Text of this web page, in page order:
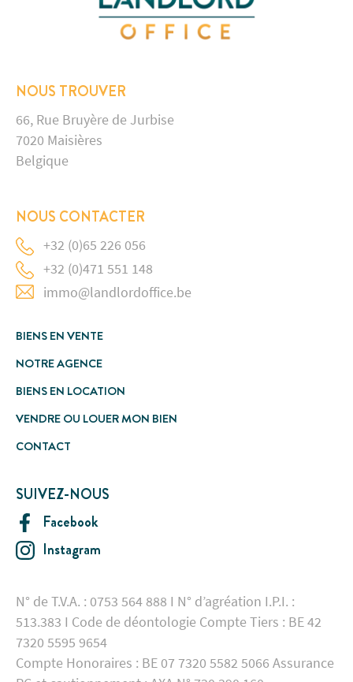
NOUS TROUVER
66, Rue Bruyère de Jurbise
7020 Maisières
Belgique
NOUS CONTACTER
+32 (0)65 226 056
+32 (0)471 551 148
immo@landlordoffice.be
BIENS EN VENTE
NOTRE AGENCE
BIENS EN LOCATION
VENDRE OU LOUER MON BIEN
CONTACT
SUIVEZ-NOUS
Facebook
Instagram
N° de T.V.A. : 0753 564 888 I N° d’agréation I.P.I. :
513.383 I Code de déontologie Compte Tiers : BE 42
7320 5595 9654
Compte Honoraires : BE 07 7320 5582 5066 Assurance